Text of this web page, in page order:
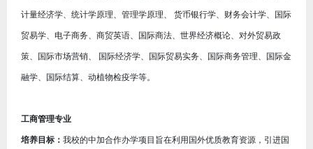
计量经济学、统计学原理、管理学原理、 货币银行学、财务会计学、国际
贸易学、电子商务、商贸英语、国际商法、世界经济概论、对外贸易政
策、国际市场营销、 国际经济学、国际贸易实务、国际商务管理、国际金
融学、国际结算、动植物检疫学等。
工商管理专业
培养目标： 我校的中加合作办学项目旨在利用国外优质教育资源，引进国